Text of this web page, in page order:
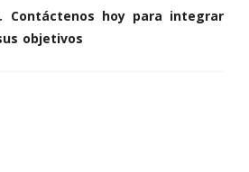
hoy para integrar
objetivos